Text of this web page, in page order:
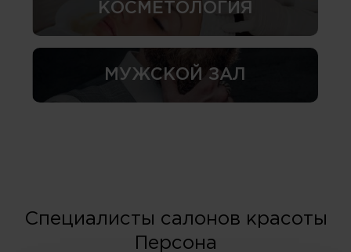
КОСМЕТОЛОГИЯ
МУЖСКОЙ ЗАЛ
Специалисты салонов красоты
Персона